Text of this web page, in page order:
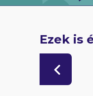
Ezek is